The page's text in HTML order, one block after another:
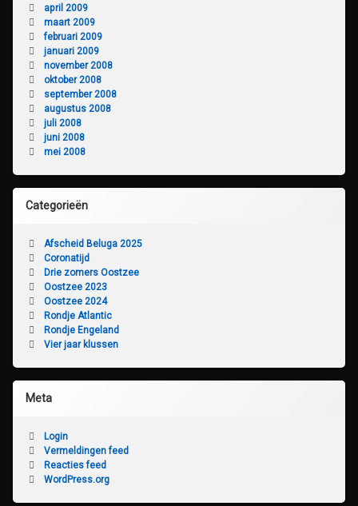
april 2009
maart 2009
februari 2009
januari 2009
november 2008
oktober 2008
september 2008
augustus 2008
juli 2008
juni 2008
mei 2008
Categorieën
Afscheid Beluga 2025
Coronatijd
Drie zomers Oostzee
Oostzee 2023
Oostzee 2024
Rondje Atlantic
Rondje Engeland
Vier jaar klussen
Meta
Login
Vermeldingen feed
Reacties feed
WordPress.org